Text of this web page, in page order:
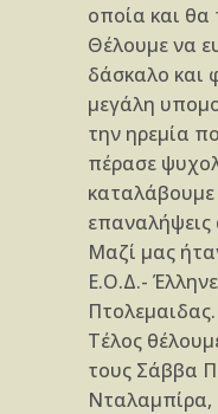
οποία και
Θέλουμε να
δάσκαλο και
μεγάλη
την ηρεμία
πέρασε
καταλάβουμε
Μαζί μας
Ε.Ο.Δ.-
Πτολεμαιδας.
Τέλος
τους Σάββα
Νταλαμπίρα,